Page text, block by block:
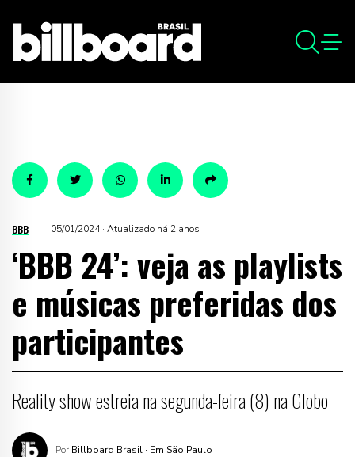
BBB 05/01/2024 · Atualizado há 2 anos
‘BBB 24’: veja as playlists
e músicas preferidas dos
participantes
Reality show estreia na segunda-feira (8) na Globo
Por Billboard Brasil · Em São Paulo